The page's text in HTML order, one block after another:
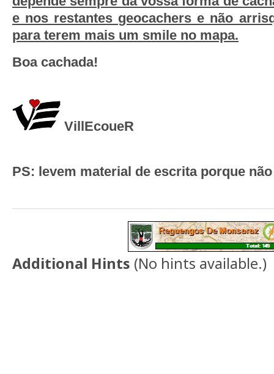
e nos restantes geocachers e não
para terem mais um smile no mapa.
Boa cachada!
VillEcoueR
PS: levem material de escrita porque
Additional Hints (No hints available.)